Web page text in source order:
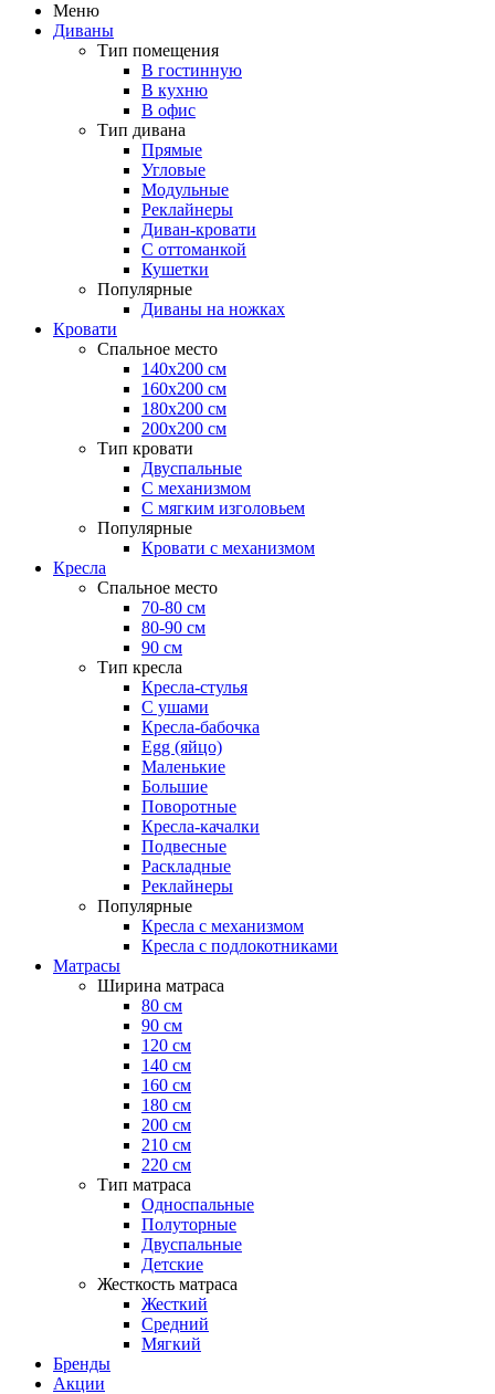
Меню
Диваны
Тип помещения
В гостинную
В кухню
В офис
Тип дивана
Прямые
Угловые
Модульные
Реклайнеры
Диван-кровати
С оттоманкой
Кушетки
Популярные
Диваны на ножках
Кровати
Спальное место
140х200 см
160х200 см
180х200 см
200х200 см
Тип кровати
Двуспальные
С механизмом
С мягким изголовьем
Популярные
Кровати с механизмом
Кресла
Спальное место
70-80 см
80-90 см
90 см
Тип кресла
Кресла-стулья
С ушами
Кресла-бабочка
Egg (яйцо)
Маленькие
Большие
Поворотные
Кресла-качалки
Подвесные
Раскладные
Реклайнеры
Популярные
Кресла с механизмом
Кресла с подлокотниками
Матрасы
Ширина матраса
80 см
90 см
120 см
140 см
160 см
180 см
200 см
210 см
220 см
Тип матраса
Односпальные
Полуторные
Двуспальные
Детские
Жесткость матраса
Жесткий
Средний
Мягкий
Бренды
Акции